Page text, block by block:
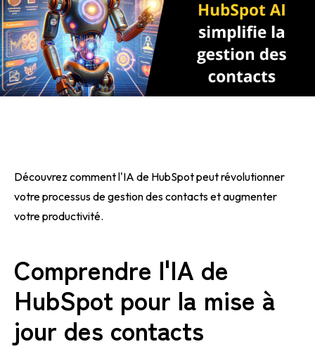
Découvrez comment l'IA de HubSpot peut révolutionner
votre processus de gestion des contacts et augmenter
votre productivité.
Comprendre l'IA de
HubSpot pour la mise à
jour des contacts